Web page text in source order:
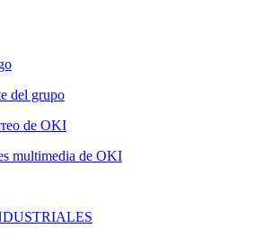
del grupo
de OKI
multimedia de OKI